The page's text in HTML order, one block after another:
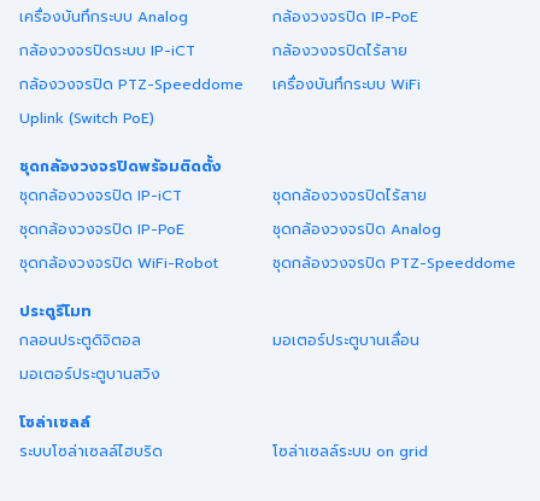
เครื่องบันทึกระบบ Analog
กล้องวงจรปิด IP-PoE
กล้องวงจรปิดระบบ IP-iCT
กล้องวงจรปิดไร้สาย
กล้องวงจรปิด PTZ-Speeddome
เครื่องบันทึกระบบ WiFi
Uplink (Switch PoE)
ชุดกล้องวงจรปิดพร้อมติดตั้ง
ชุดกล้องวงจรปิด IP-iCT
ชุดกล้องวงจรปิดไร้สาย
ชุดกล้องวงจรปิด IP-PoE
ชุดกล้องวงจรปิด Analog
ชุดกล้องวงจรปิด WiFi-Robot
ชุดกล้องวงจรปิด PTZ-Speeddome
ประตูรีโมท
กลอนประตูดิจิตอล
มอเตอร์ประตูบานเลื่อน
มอเตอร์ประตูบานสวิง
โซล่าเซลล์
ระบบโซล่าเซลล์ไฮบริด
โซล่าเซลล์ระบบ on grid